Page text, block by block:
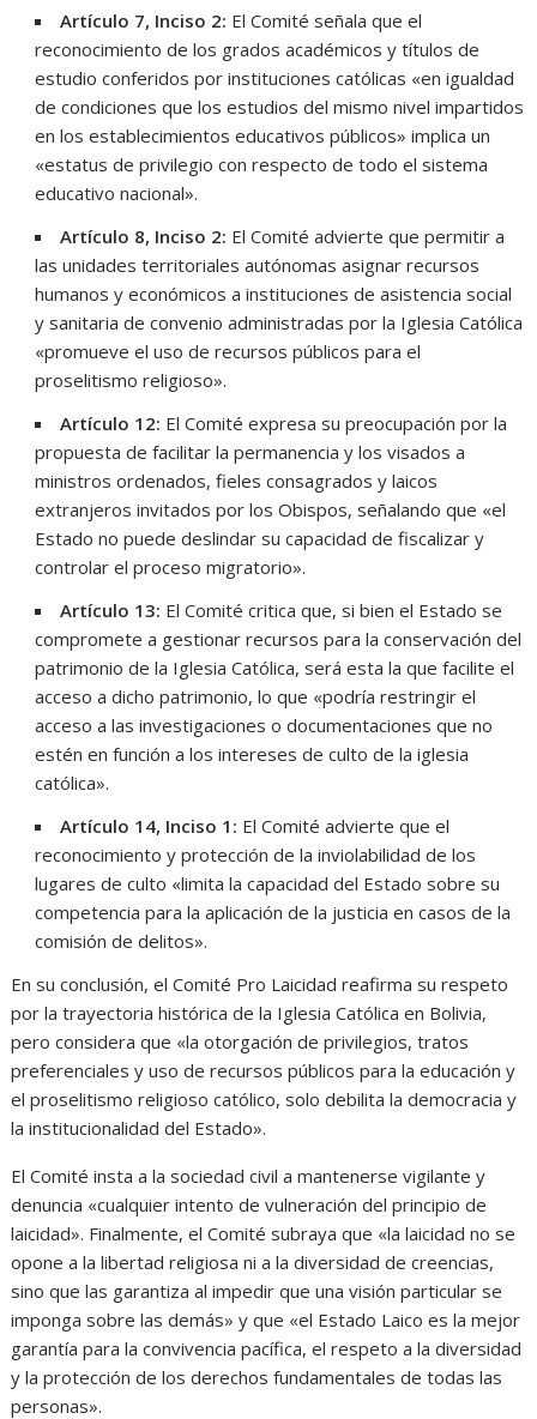
Artículo 7, Inciso 2: El Comité señala que el
reconocimiento de los grados académicos y títulos de
estudio conferidos por instituciones católicas «en igualdad
de condiciones que los estudios del mismo nivel impartidos
en los establecimientos educativos públicos» implica un
«estatus de privilegio con respecto de todo el sistema
educativo nacional».
Artículo 8, Inciso 2: El Comité advierte que permitir a
las unidades territoriales autónomas asignar recursos
humanos y económicos a instituciones de asistencia social
y sanitaria de convenio administradas por la Iglesia Católica
«promueve el uso de recursos públicos para el
proselitismo religioso».
Artículo 12: El Comité expresa su preocupación por la
propuesta de facilitar la permanencia y los visados a
ministros ordenados, fieles consagrados y laicos
extranjeros invitados por los Obispos, señalando que «el
Estado no puede deslindar su capacidad de fiscalizar y
controlar el proceso migratorio».
Artículo 13: El Comité critica que, si bien el Estado se
compromete a gestionar recursos para la conservación del
patrimonio de la Iglesia Católica, será esta la que facilite el
acceso a dicho patrimonio, lo que «podría restringir el
acceso a las investigaciones o documentaciones que no
estén en función a los intereses de culto de la iglesia
católica».
Artículo 14, Inciso 1: El Comité advierte que el
reconocimiento y protección de la inviolabilidad de los
lugares de culto «limita la capacidad del Estado sobre su
competencia para la aplicación de la justicia en casos de la
comisión de delitos».
En su conclusión, el Comité Pro Laicidad reafirma su respeto
por la trayectoria histórica de la Iglesia Católica en Bolivia,
pero considera que «la otorgación de privilegios, tratos
preferenciales y uso de recursos públicos para la educación y
el proselitismo religioso católico, solo debilita la democracia y
la institucionalidad del Estado».
El Comité insta a la sociedad civil a mantenerse vigilante y
denuncia «cualquier intento de vulneración del principio de
laicidad». Finalmente, el Comité subraya que «la laicidad no se
opone a la libertad religiosa ni a la diversidad de creencias,
sino que las garantiza al impedir que una visión particular se
imponga sobre las demás» y que «el Estado Laico es la mejor
garantía para la convivencia pacífica, el respeto a la diversidad
y la protección de los derechos fundamentales de todas las
personas».